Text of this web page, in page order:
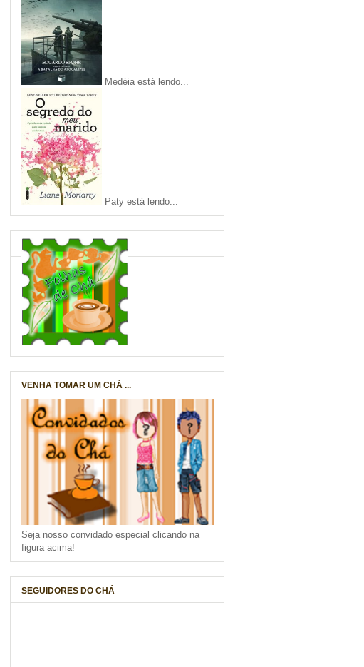
Medéia está lendo...
Paty está lendo...
VENHA TOMAR UM CHÁ ...
Seja nosso convidado especial clicando na
figura acima!
SEGUIDORES DO CHÁ